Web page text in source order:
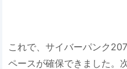
これで、サイバーパンク
ペースが確保できました。